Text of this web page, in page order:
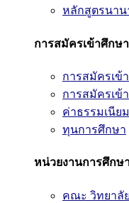
หลักสูตรนาน
การสมัครเข้าศึกษา
การสมัครเ
การสมัครเ
ค่าธรรมเนีย
ทุนการศึกษา
หน่วยงานการศึกษ
คณะ วิทยาลั